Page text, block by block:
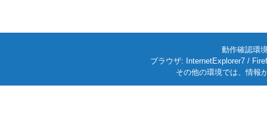
動作確認環
ブラウザ: InternetExplorer7 /
その他の環境では、情報